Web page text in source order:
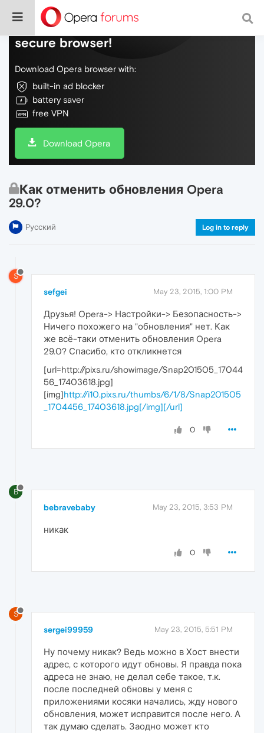
Do more on the web, with a fast and
secure browser!
Download Opera browser with:
built-in ad blocker
battery saver
free VPN
Download Opera
Как отменить обновления Opera
29.0?
Русский Log in to reply
S
sefgei May 23, 2015, 1:00 PM
Друзья! Opera-> Настройки-> Безопасность->
Ничего похожего на "обновления" нет. Как
же всё-таки отменить обновления Opera
29.0? Спасибо, кто откликнется
[url=http://pixs.ru/showimage/Snap201505_17044
56_17403618.jpg]
[img]http://i10.pixs.ru/thumbs/6/1/8/Snap201505
_1704456_17403618.jpg[/img][/url]
0
B
bebravebaby May 23, 2015, 3:53 PM
никак
0
S
sergei99959 May 23, 2015, 5:51 PM
Ну почему никак? Ведь можно в Хост внести
адрес, с которого идут обновы. Я правда пока
адреса не знаю, не делал себе такое, т.к.
после последней обновы у меня с
приложениями косяки начались, жду нового
обновления, может исправится после него. А
так думаю сделать. Заодно может кто